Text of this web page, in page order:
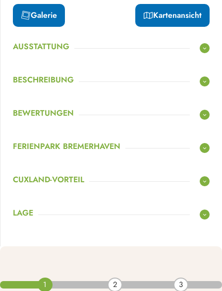
Galerie Kartenansicht
AUSSTATTUNG
BESCHREIBUNG
BEWERTUNGEN
FERIENPARK BREMERHAVEN
CUXLAND-VORTEIL
LAGE